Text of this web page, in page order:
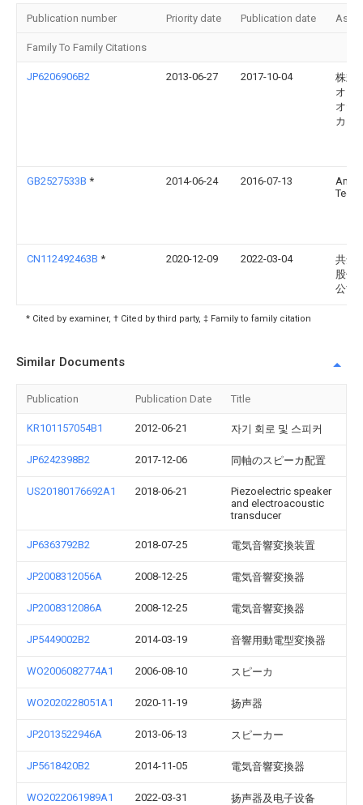
Publication number Priority date Publication date
Family To Family Citations
JP6206906B2 2013-06-27 2017-10-04
株式
オー
オテ
カ
GB2527533B * 2014-06-24 2016-07-13
Tech
CN112492463B * 2020-12-09 2022-03-04
共达
股份
公司
* Cited by examiner, † Cited by third party, ‡ Family to family citation
Similar Documents
Publication Publication Date Title
KR101157054B1 2012-06-21 자기 회로 및 스피커
JP6242398B2 2017-12-06 同軸のスピーカ配置
US20180176692A1 2018-06-21
Piezoelectric speaker
and electroacoustic
transducer
JP6363792B2 2018-07-25 電気音響変換装置
JP2008312056A 2008-12-25 電気音響変換器
JP2008312086A 2008-12-25 電気音響変換器
JP5449002B2 2014-03-19 音響用動電型変換器
WO2006082774A1 2006-08-10 スピーカ
WO2020228051A1 2020-11-19 扬声器
JP2013522946A 2013-06-13 スピーカー
JP5618420B2 2014-11-05 電気音響変換器
WO2022061989A1 2022-03-31 扬声器及电子设备